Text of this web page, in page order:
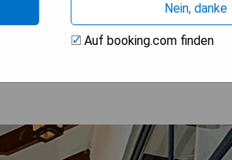
Nein, danke
Auf booking.com finden